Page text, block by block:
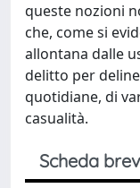
queste nozioni
che, come si
allontana dalle
delitto per
quotidiane, di
casualità.
Scheda